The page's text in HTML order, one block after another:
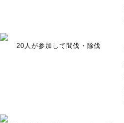
20人が参加して間伐・除伐